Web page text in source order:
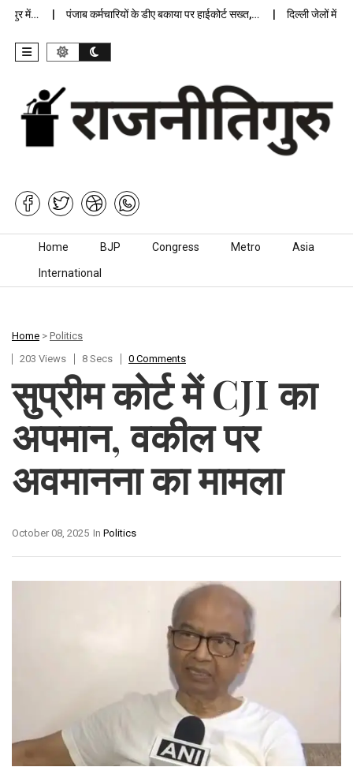
में… पंजाब कर्मचारियों के डीए बकाया पर हाईकोर्ट सख्त,… दिल्ली जेलों में
Skip to content
Home BJP Congress Metro Asia
International
Home > Politics
203 Views
8 Secs 0 Comments
सुप्रीम कोर्ट में CJI का
अपमान, वकील पर
अवमानना का मामला
In Politics
October 08, 2025